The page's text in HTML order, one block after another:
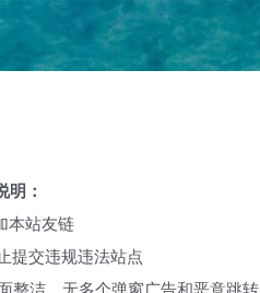
明：
本站友链
提交违规违法站点
整洁，无多个弹窗广告和恶意跳转